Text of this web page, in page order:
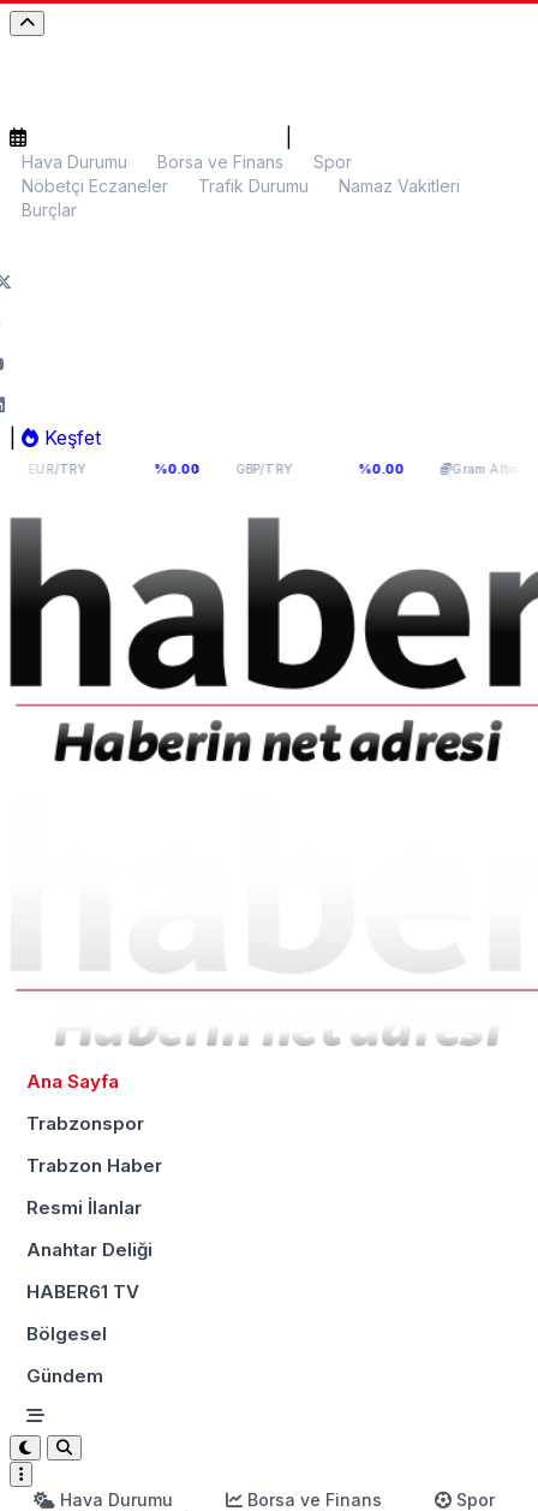
Hava Durumu Borsa ve Finans
Spor
Nöbetçi Eczaneler
Trafik Durumu
Namaz Vakitleri
Burçlar
Keşfet
55,1141 %0.00 GBP/TRY 64,2936 %0.00 Gram Altın 6.107,34
Ana Sayfa
Trabzonspor
Trabzon Haber
Resmi İlanlar
Anahtar Deliği
HABER61 TV
Bölgesel
Gündem
Hava Durumu Borsa ve Finans
Spor